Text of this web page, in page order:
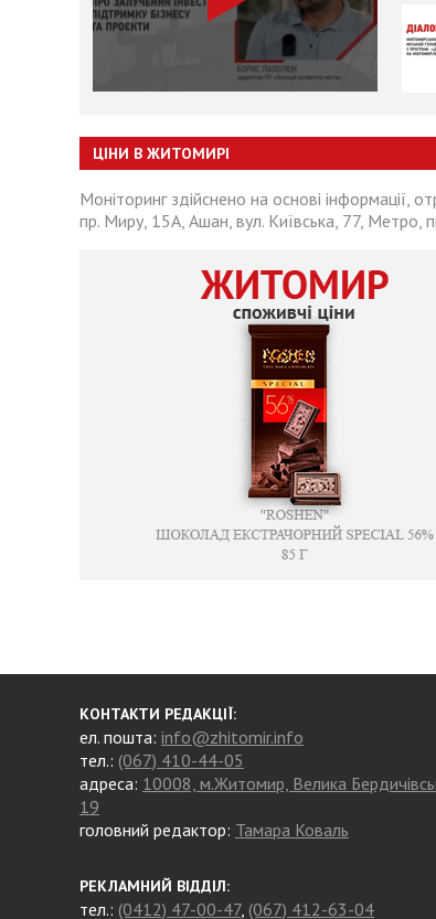
ЦІНИ В ЖИТОМИРІ
Моніторинг здійснено на основі інформації,
пр. Миру, 15А, Ашан, вул. Київська, 77, Метро,
КОНТАКТИ РЕДАКЦІЇ:
ел. пошта: info@zhitomir.info
тел.: (067) 410-44-05
адреса: 10008, м.Житомир, Велика
19
головний редактор: Тамара Коваль
РЕКЛАМНИЙ ВІДДІЛ:
тел.: (0412) 47-00-47, (067) 412-63-04